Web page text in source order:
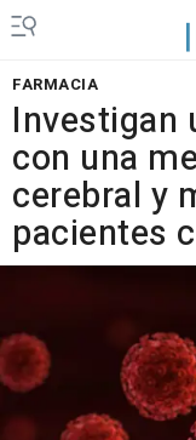
FARMACIA
Investigan
con una
cerebral y
pacientes